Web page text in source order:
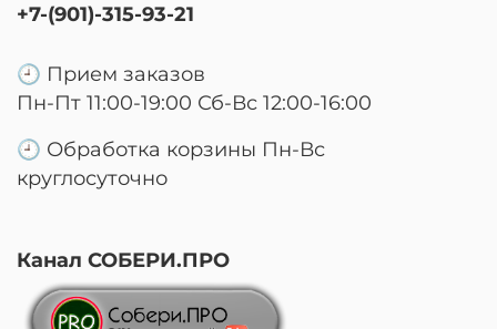
+7-(901)-315-93-21
🕘 Прием заказов
Пн-Пт 11:00-19:00 Сб-Вс 12:00-16:00
🕘 Обработка корзины Пн-Вс
круглосуточно
Канал СОБЕРИ.ПРО